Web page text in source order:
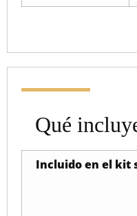
Qué
Incluido en el kit